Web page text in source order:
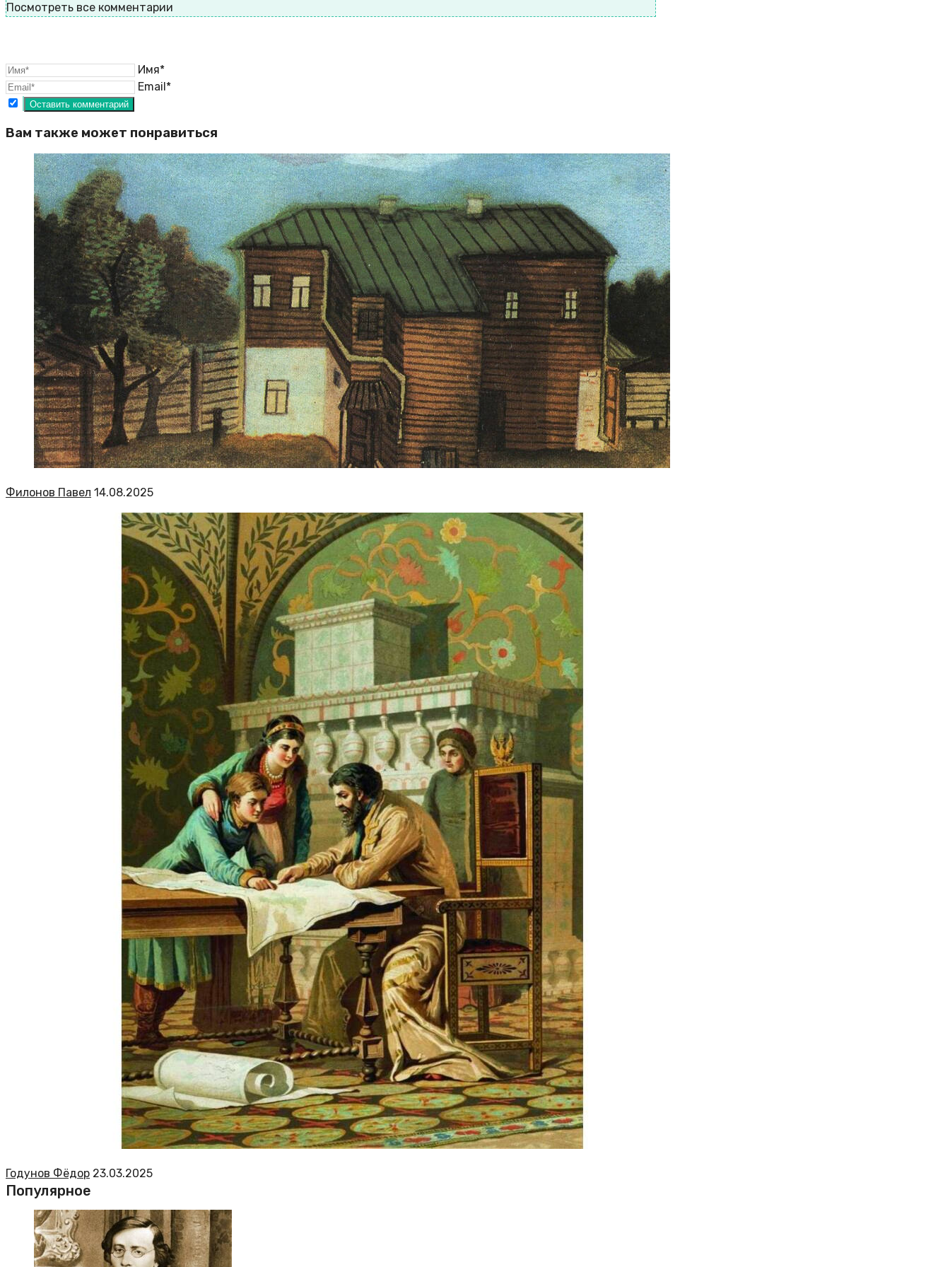
Посмотреть все комментарии
Имя*
Email*
Вам также может понравиться
Филонов Павел 14.08.2025
Годунов Фёдор 23.03.2025
Популярное